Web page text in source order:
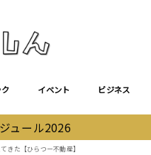
イベント ビジネス
ュール2026
た【ひらつー不動産】